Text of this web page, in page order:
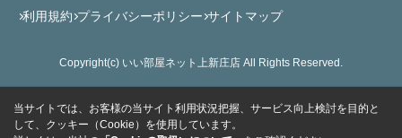
利用規約 プライバシーポリシー サイトマップ
Copyright(c) いい部屋ネット上新庄店 All Rights Reserved.
当サイトでは、お客様の当サイト利用状況把握、サービス向上検討を目的と
して、クッキー（Cookie）を使用しています。